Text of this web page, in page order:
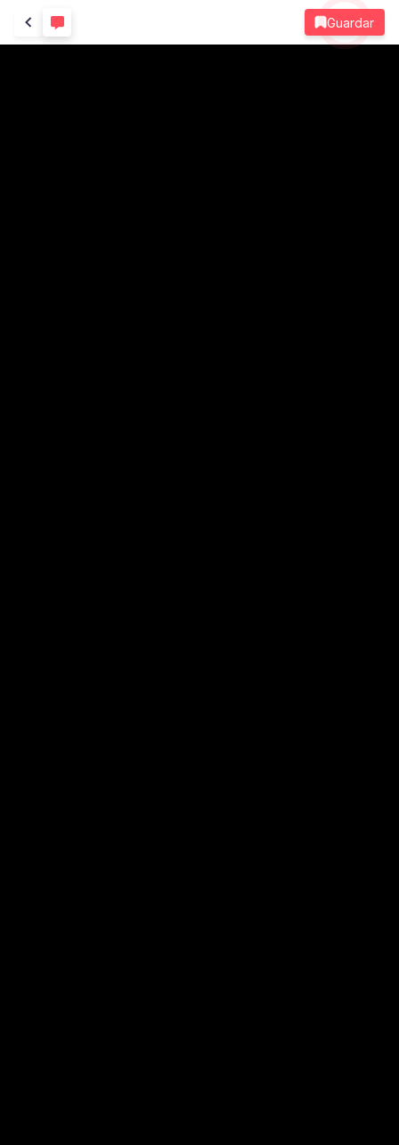
Guardar